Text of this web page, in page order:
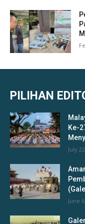
PILIHAN
Ke-
July
June